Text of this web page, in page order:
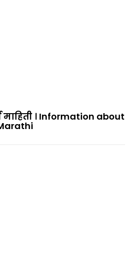
माहिती । Information about